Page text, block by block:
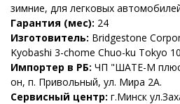
зимние, для легковых
Гарантия (мес): 24
Изготовитель: Bridgestone
Kyobashi 3-chome Chuo-ku Tokyo
Импортер в РБ: ЧП "ШАТЕ-М
он, п. Привольный, ул. Мира 2А.
Сервисный центр: г.Минск